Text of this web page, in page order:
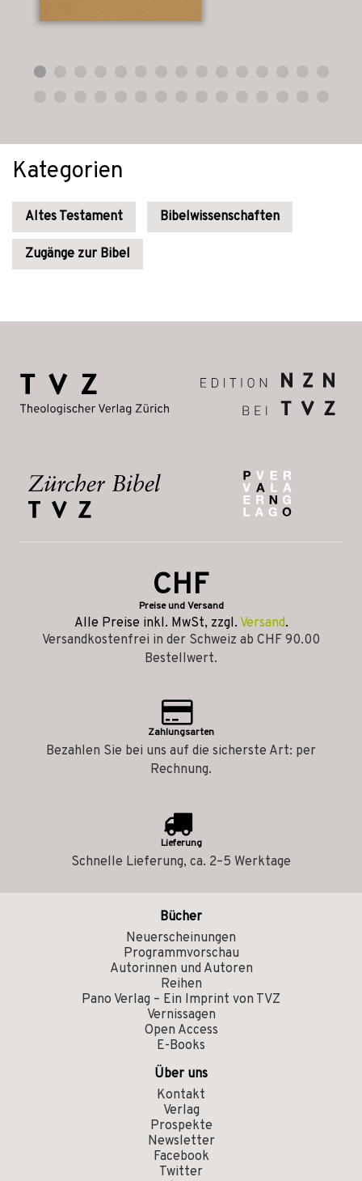
Kategorien
Altes Testament Bibelwissenschaften
Zugänge zur Bibel
CHF
Preise und Versand
Alle Preise inkl. MwSt, zzgl. Versand.
Versandkostenfrei in der Schweiz ab CHF 90.00
Bestellwert.
Zahlungsarten
Bezahlen Sie bei uns auf die sicherste Art: per
Rechnung.
Lieferung
Schnelle Lieferung, ca. 2–5 Werktage
Bücher
Neuerscheinungen
Programmvorschau
Autorinnen und Autoren
Reihen
Pano Verlag – Ein Imprint von TVZ
Vernissagen
Open Access
E-Books
Über uns
Kontakt
Verlag
Prospekte
Newsletter
Facebook
Twitter